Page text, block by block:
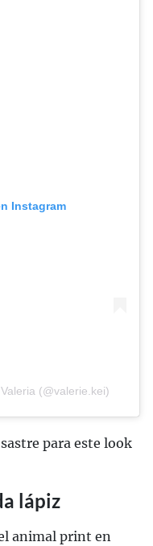
Instagram
(@valerie.kei)
para este look
lápiz
animal print en